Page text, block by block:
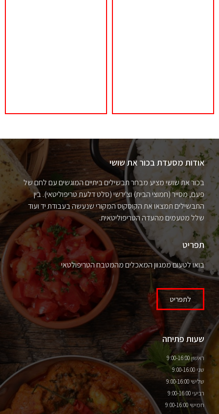
אודות מסעדת בכור את שושי
בכור את שושי מציע מבחר תבשילים ביתיים המוגשים עם לחם של
פעם, מסייר (חמוצי הבית) וצ'ירשי (סלט דלעת טריפוליטאי). בין
התבשילים תמצאו את הקוסקוס המקורי שנעשה בעבודת יד ועוד
שלל מטעמים מהעדה הטריפוליטאית.
תפריט
בואו לטעום ממגוון המאכלים מהמטבח הטריפולטאי
לתפריט
שעות פתיחה
ראשון 9:00-16:00
שני 9:00-16:00
שלישי 9:00-16:00
רביעי 9:00-16:00
חמישי 9:00-16:00